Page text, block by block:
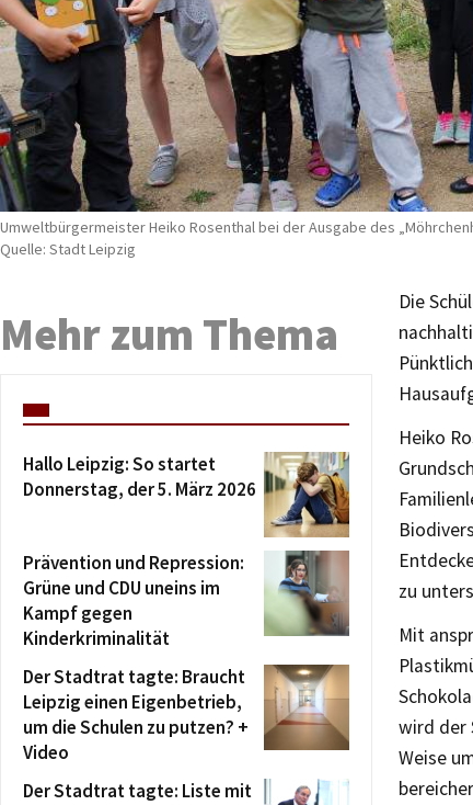
Umweltbürgermeister Heiko Rosenthal bei der Ausgabe des
Quelle: Stadt Leipzig
Die
Heiko
zu
Mit
wird der
Weise
Mehr zum Thema
Hallo Leipzig: So startet
Donnerstag, der 5. März 2026
Prävention und Repression:
Grüne und CDU uneins im
Kampf gegen
Kinderkriminalität
Der Stadtrat tagte: Braucht
Leipzig einen Eigenbetrieb,
um die Schulen zu putzen? +
Video
Der Stadtrat tagte: Liste mit